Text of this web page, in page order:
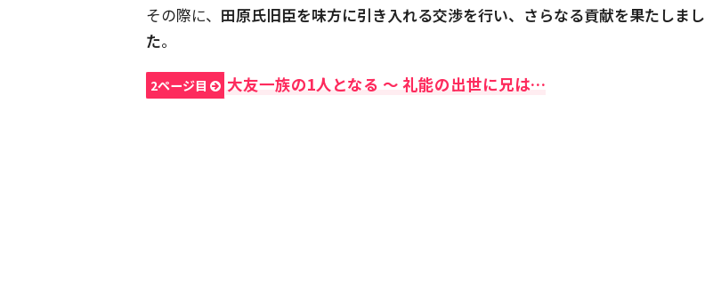
その際に、 田原氏旧臣を味方に引き入れる交渉を行い、さらなる貢献を果たしまし
た。
2ページ目 大友一族の1人となる 〜 礼能の出世に兄は…